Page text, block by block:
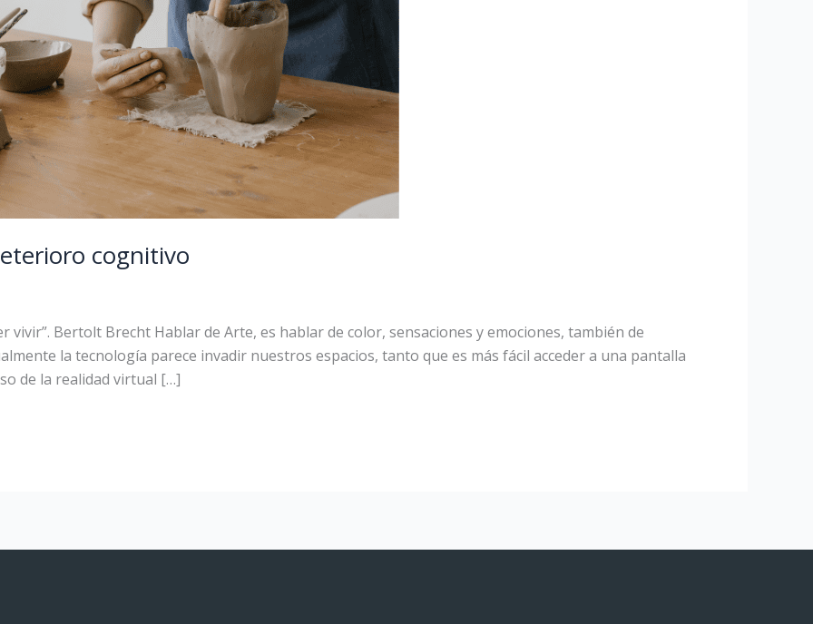
cognitivo
vivir”. Bertolt Brecht Hablar de Arte, es hablar de color, sensaciones y emociones, también de
la tecnología parece invadir nuestros espacios, tanto que es más fácil acceder a una pantalla
de la realidad virtual […]